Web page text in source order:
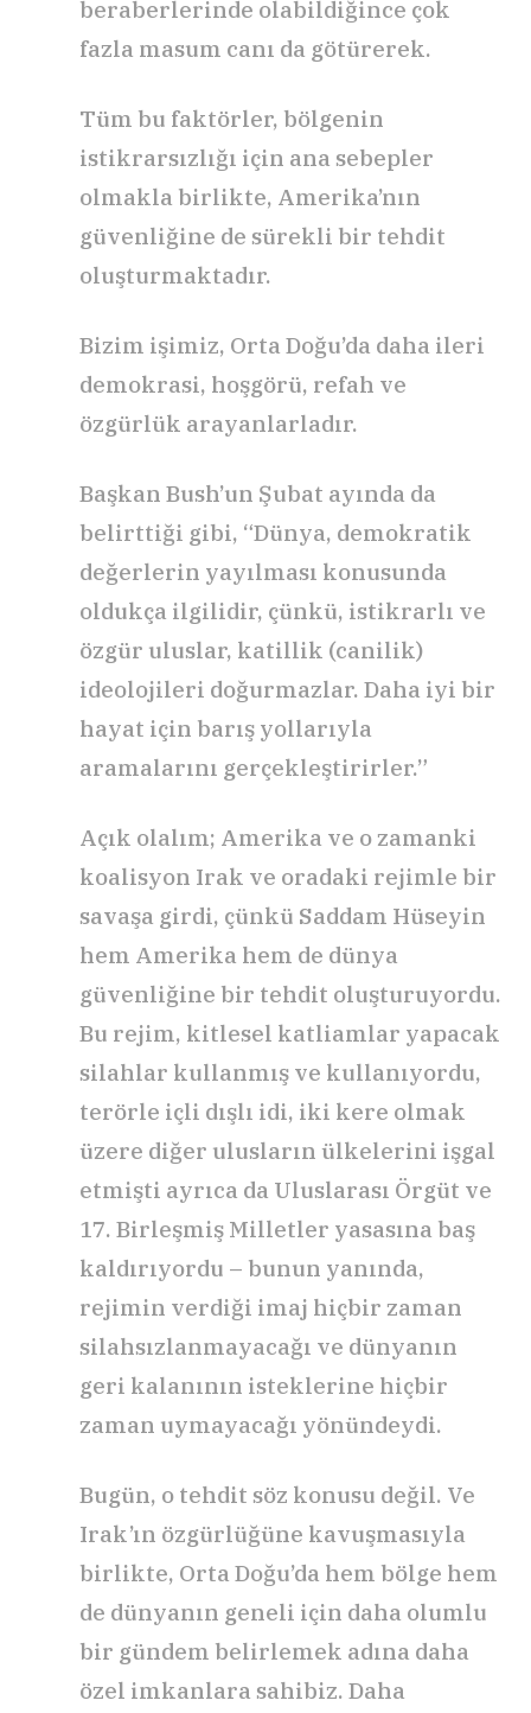
beraberlerinde olabildiğince çok
fazla masum canı da götürerek.
Tüm bu faktörler, bölgenin
istikrarsızlığı için ana sebepler
olmakla birlikte, Amerika’nın
güvenliğine de sürekli bir tehdit
oluşturmaktadır.
Bizim işimiz, Orta Doğu’da daha ileri
demokrasi, hoşgörü, refah ve
özgürlük arayanlarladır.
Başkan Bush’un Şubat ayında da
belirttiği gibi, “Dünya, demokratik
değerlerin yayılması konusunda
oldukça ilgilidir, çünkü, istikrarlı ve
özgür uluslar, katillik (canilik)
ideolojileri doğurmazlar. Daha iyi bir
hayat için barış yollarıyla
aramalarını gerçekleştirirler.”
Açık olalım; Amerika ve o zamanki
koalisyon Irak ve oradaki rejimle bir
savaşa girdi, çünkü Saddam Hüseyin
hem Amerika hem de dünya
güvenliğine bir tehdit oluşturuyordu.
Bu rejim, kitlesel katliamlar yapacak
silahlar kullanmış ve kullanıyordu,
terörle içli dışlı idi, iki kere olmak
üzere diğer ulusların ülkelerini işgal
etmişti ayrıca da Uluslarası Örgüt ve
17. Birleşmiş Milletler yasasına baş
kaldırıyordu – bunun yanında,
rejimin verdiği imaj hiçbir zaman
silahsızlanmayacağı ve dünyanın
geri kalanının isteklerine hiçbir
zaman uymayacağı yönündeydi.
Bugün, o tehdit söz konusu değil. Ve
Irak’ın özgürlüğüne kavuşmasıyla
birlikte, Orta Doğu’da hem bölge hem
de dünyanın geneli için daha olumlu
bir gündem belirlemek adına daha
özel imkanlara sahibiz. Daha